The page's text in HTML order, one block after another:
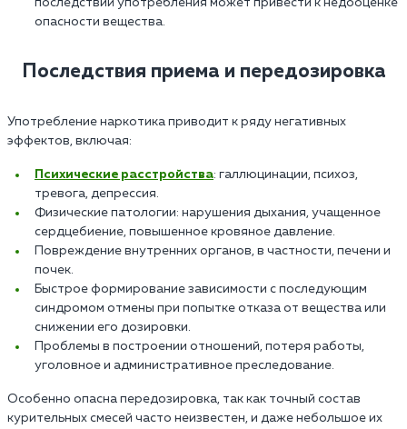
последствий употребления может привести к недооценке
опасности вещества.
Последствия приема и передозировка
Употребление наркотика приводит к ряду негативных
эффектов, включая:
Психические расстройства: галлюцинации, психоз,
тревога, депрессия.
Физические патологии: нарушения дыхания, учащенное
сердцебиение, повышенное кровяное давление.
Повреждение внутренних органов, в частности, печени и
почек.
Быстрое формирование зависимости с последующим
синдромом отмены при попытке отказа от вещества или
снижении его дозировки.
Проблемы в построении отношений, потеря работы,
уголовное и административное преследование.
Особенно опасна передозировка, так как точный состав
курительных смесей часто неизвестен, и даже небольшое их